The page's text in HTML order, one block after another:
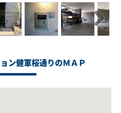
Next
ン健軍桜通りのＭＡＰ